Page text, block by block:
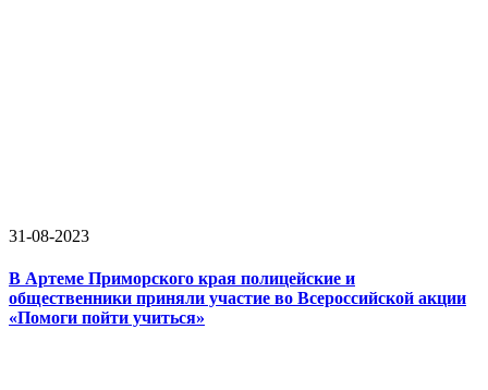
31-08-2023
В Артеме Приморского края полицейские и
общественники приняли участие во Всероссийской акции
«Помоги пойти учиться»